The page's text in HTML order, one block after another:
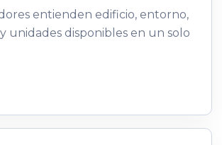
entienden edificio, entorno,
unidades disponibles en un solo